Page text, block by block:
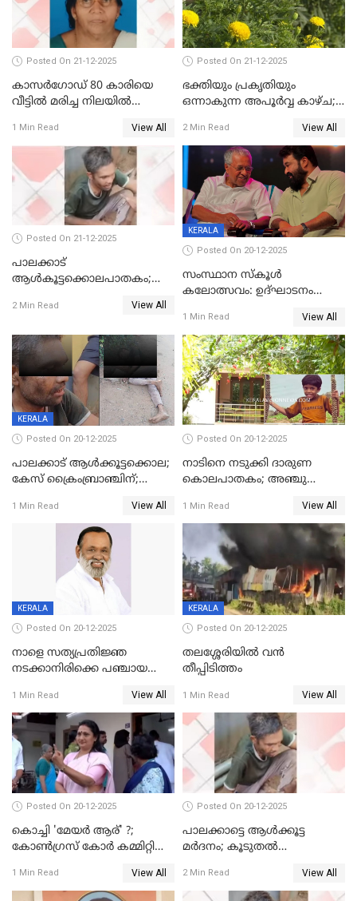
Posted On 21-12-2025
കാസർഗോഡ് 80 കാരിയെ
വീട്ടിൽ മരിച്ച നിലയിൽ
1 Min Read View All
Posted On 21-12-2025
ഭക്തിയും പ്രകൃതിയും
ഒന്നാകുന്ന അപൂര്‍വ്വ കാഴ്ച;
കാഴ്ചാനുഭവമൊരുക്കി
ശബരീ നന്ദനം
2 Min Read View All
Posted On 21-12-2025
പാലക്കാട്‌
ആൾകൂട്ടക്കൊലപാതകം;
ഊർജ്ജിതമാക്കിമാക്കി
2 Min Read View All
KERALA
Posted On 20-12-2025
സംസ്ഥാന സ്കൂൾ
കലോത്സവം: ഉദ്ഘാടനം
മുഖ്യാതിഥിയായി
മോഹൻലാൽ
1 Min Read View All
KERALA
Posted On 20-12-2025
പാലക്കാട് ആൾക്കൂട്ടക്കൊല;
കേസ് ക്രൈംബ്രാഞ്ചിന്;
അന്വേഷിക്കും
1 Min Read View All
Posted On 20-12-2025
നാടിനെ നടുക്കി ദാരുണ
കൊലപാതകം; അഞ്ചു
കഴുത്തുഞെരിച്ച് കൊന്നു
1 Min Read View All
KERALA
Posted On 20-12-2025
നാളെ സത്യപ്രതിജ്ഞ
നടക്കാനിരിക്കെ പഞ്ചായത്ത്
1 Min Read View All
KERALA
Posted On 20-12-2025
തലശ്ശേരിയിൽ വൻ
തീപ്പിടിത്തം
1 Min Read View All
Posted On 20-12-2025
കൊച്ചി 'മേയർ ആര്' ?;
കോണ്‍ഗ്രസ് കോര്‍ കമ്മിറ്റി
1 Min Read View All
Posted On 20-12-2025
പാലക്കാട്ടെ ആള്‍ക്കൂട്ട
മര്‍ദനം; കൂടുതല്‍
അംഗ സംഘമെന്ന് വിവരം
2 Min Read View All